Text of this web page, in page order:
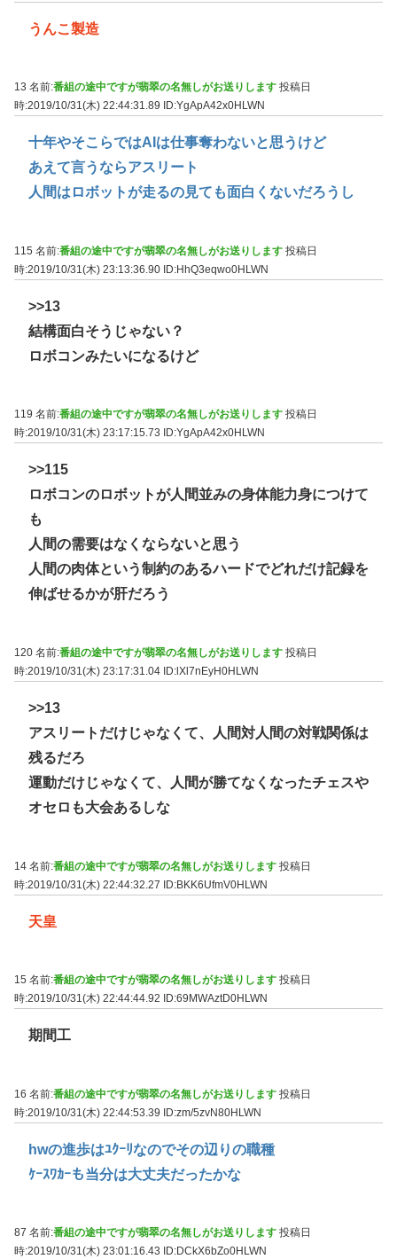
うんこ製造
13 名前:番組の途中ですが翡翠の名無しがお送りします 投稿日
時:2019/10/31(木) 22:44:31.89
ID:YgApA42x0HLWN
十年やそこらではAIは仕事奪わないと思うけど
あえて言うならアスリート
人間はロボットが走るの見ても面白くないだろうし
115 名前:番組の途中ですが翡翠の名無しがお送りします 投稿日
時:2019/10/31(木) 23:13:36.90 ID:HhQ3eqwo0HLWN
>>13
結構面白そうじゃない？
ロボコンみたいになるけど
119 名前:番組の途中ですが翡翠の名無しがお送りします 投稿日
時:2019/10/31(木) 23:17:15.73
ID:YgApA42x0HLWN
>>115
ロボコンのロボットが人間並みの身体能力身につけて
も
人間の需要はなくならないと思う
人間の肉体という制約のあるハードでどれだけ記録を
伸ばせるかが肝だろう
120 名前:番組の途中ですが翡翠の名無しがお送りします 投稿日
時:2019/10/31(木) 23:17:31.04 ID:lXl7nEyH0HLWN
>>13
アスリートだけじゃなくて、人間対人間の対戦関係は
残るだろ
運動だけじゃなくて、人間が勝てなくなったチェスや
オセロも大会あるしな
14 名前:番組の途中ですが翡翠の名無しがお送りします 投稿日
時:2019/10/31(木) 22:44:32.27 ID:BKK6UfmV0HLWN
天皇
15 名前:番組の途中ですが翡翠の名無しがお送りします 投稿日
時:2019/10/31(木) 22:44:44.92
ID:69MWAztD0HLWN
期間工
16 名前:番組の途中ですが翡翠の名無しがお送りします 投稿日
時:2019/10/31(木) 22:44:53.39 ID:zm/5zvN80HLWN
hwの進歩はﾕｸｰﾘなのでその辺りの職種
ｹｰｽﾜｶｰも当分は大丈夫だったかな
87 名前:番組の途中ですが翡翠の名無しがお送りします 投稿日
時:2019/10/31(木) 23:01:16.43
ID:DCkX6bZo0HLWN